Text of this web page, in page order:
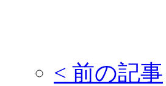
< 前の記事